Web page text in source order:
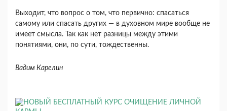
Выходит, что вопрос о том, что первично: спасаться
самому или спасать других — в духовном мире вообще не
имеет смысла. Так как нет разницы между этими
понятиями, они, по сути, тождественны.
Вадим Карелин